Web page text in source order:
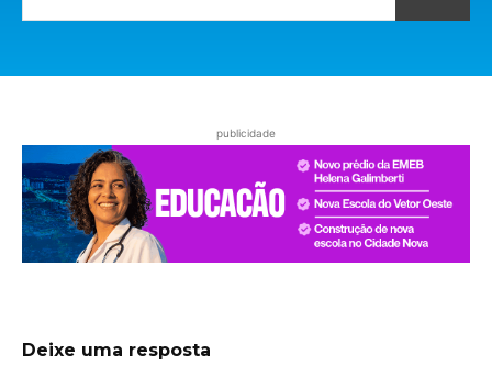
publicidade
Deixe uma resposta